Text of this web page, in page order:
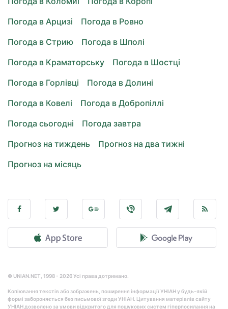
Погода в Арцизі
Погода в Ровно
Погода в Стрию
Погода в Шполі
Погода в Краматорську
Погода в Шостці
Погода в Горлівці
Погода в Долині
Погода в Ковелі
Погода в Добропіллі
Погода сьогодні
Погода завтра
Прогноз на тиждень
Прогноз на два тижні
Прогноз на місяць
© UNIAN.NET, 1998 - 2026 Усі права дотримано.
Копіювання текстів або зображень, поширення інформації УНІАН у будь-якій
формі забороняється без письмової згоди УНІАН. Цитування матеріалів сайту
УНІАН дозволено за умови відкритого для пошукових систем гіперпосилання на